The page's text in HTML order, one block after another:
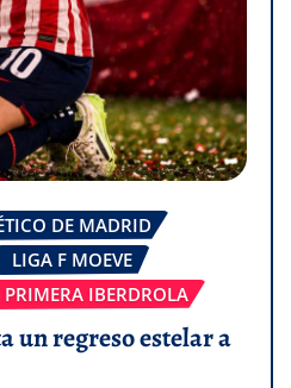
DE MADRID
LIGA F MOEVE
PRIMERA IBERDROLA
un regreso estelar a